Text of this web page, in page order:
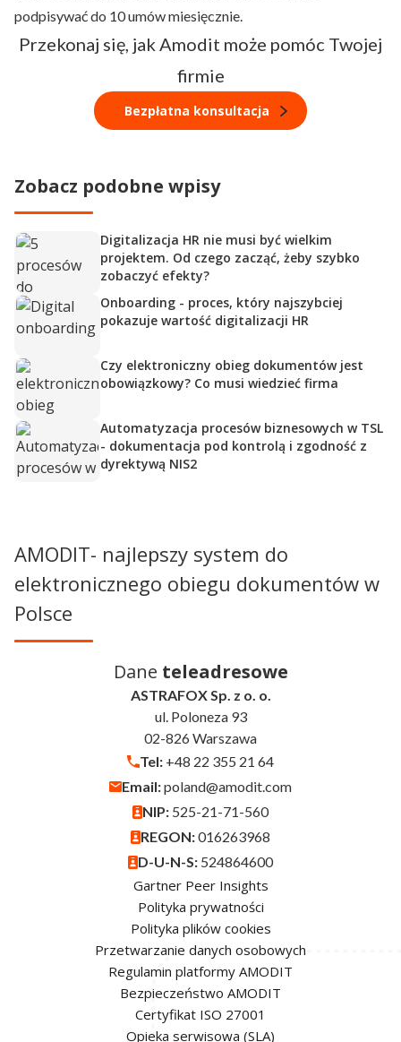
podpisywać do 10 umów miesięcznie.
Przekonaj się, jak Amodit może pomóc Twojej
firmie
Bezpłatna konsultacja
Zobacz podobne wpisy
Digitalizacja HR nie musi być wielkim
projektem. Od czego zacząć, żeby szybko
zobaczyć efekty?
Onboarding - proces, który najszybciej
pokazuje wartość digitalizacji HR
Czy elektroniczny obieg dokumentów jest
obowiązkowy? Co musi wiedzieć firma
Automatyzacja procesów biznesowych w TSL
- dokumentacja pod kontrolą i zgodność z
dyrektywą NIS2
AMODIT- najlepszy system do
elektronicznego obiegu dokumentów w
Polsce
Dane teleadresowe
ASTRAFOX Sp. z o. o.
ul. Poloneza 93
02-826 Warszawa
Tel: +48 22 355 21 64
Email:poland@amodit.com
NIP: 525-21-71-560
REGON:016263968
D-U-N-S: 524864600
Gartner Peer Insights
Polityka prywatności
Polityka plików cookies
Przetwarzanie danych osobowych
Regulamin platformy AMODIT
Bezpieczeństwo AMODIT
Certyfikat ISO 27001
Opieka serwisowa (SLA)